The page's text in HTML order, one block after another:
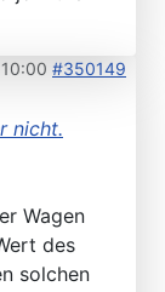
#350149
nicht.
Wagen
des
solchen